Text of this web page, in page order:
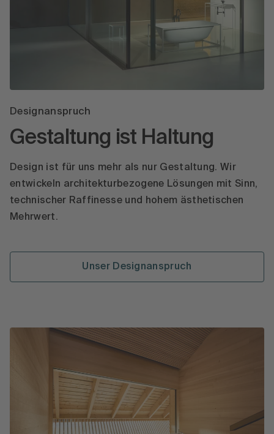
Designanspruch
Gestaltung ist Haltung
Design ist für uns mehr als nur Gestaltung. Wir
entwickeln architekturbezogene Lösungen mit Sinn,
technischer Raffinesse und hohem ästhetischen
Mehrwert.
Unser Designanspruch